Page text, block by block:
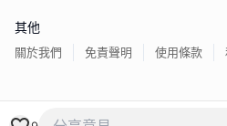
其他
關於我們 免責聲明 使用條款